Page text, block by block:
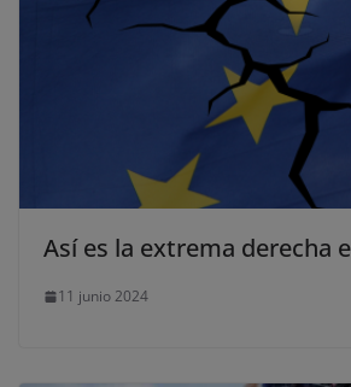
Así es la extrema derecha
11 junio 2024